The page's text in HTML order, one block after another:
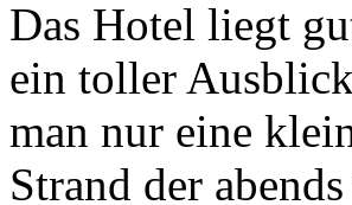
Das Hotel liegt
ein toller
man nur eine
Strand der